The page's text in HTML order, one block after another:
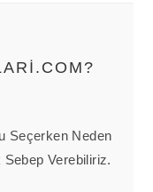
Seçerken Neden
Verebiliriz.